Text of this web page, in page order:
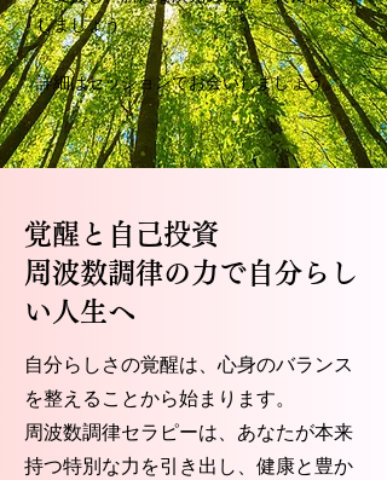
しましょう。
詳細はセッションでお会いしましょう。
覚醒と自己投資
周波数調律の力で自分らし
い人生へ
自分らしさの覚醒は、心身のバランス
を整えることから始まります。
周波数調律セラピーは、あなたが本来
持つ特別な力を引き出し、健康と豊か